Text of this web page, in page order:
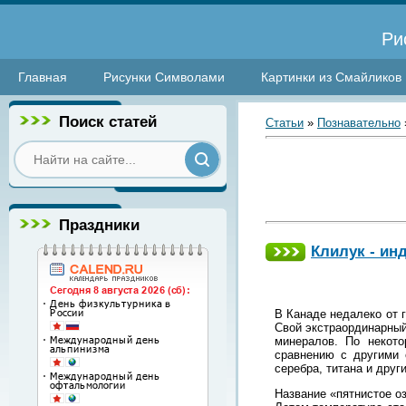
Главная Рисунки Символами Картинки из Смайликов
Поиск статей
Праздники
Статьи » Познавательно
Клилук -
В Канаде недалеко от
Свой
минералов. По
сравнению с другими
серебра, титана и
Название «пятнистое